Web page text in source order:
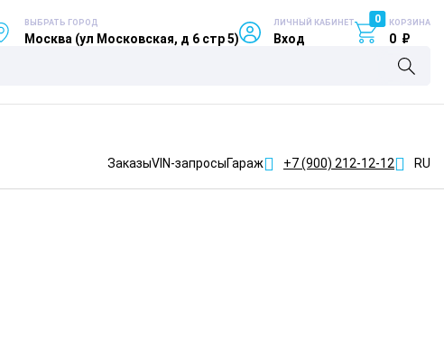
ВЫБРАТЬ ГОРОД
Москва (ул Московская, д 6 стр 5)
ЛИЧНЫЙ КАБИНЕТ
Вход
0 КОРЗИНА
0 ₽
ЗаказыVIN-запросыГараж +7 (900) 212-12-12 RU